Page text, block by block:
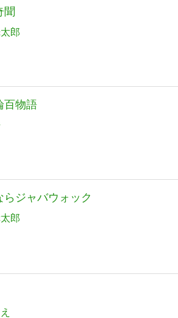
聞
郎
百物語
らジャバウォック
郎